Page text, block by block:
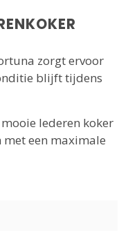
zorgt ervoor
blijft tijdens
lederen koker
met een maximale